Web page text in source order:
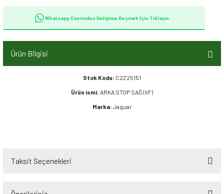
Whatsapp Üzerinden İletişime Geçmek İçin Tıklayın
Ürün Bilgisi
Stok Kodu: C2Z25151
Ürün ismi: ARKA STOP SAĞ (XF)
Marka: Jaguar
Taksit Seçenekleri